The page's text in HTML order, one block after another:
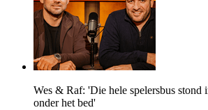
Wes & Raf: 'Die hele spelersbus stond
onder het bed'